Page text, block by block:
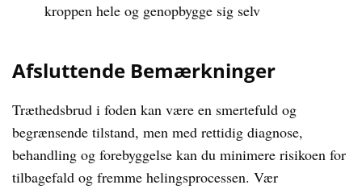
kroppen hele og genopbygge sig selv
Afsluttende Bemærkninger
Træthedsbrud i foden kan være en smertefuld og
begrænsende tilstand, men med rettidig diagnose,
behandling og forebyggelse kan du minimere risikoen for
tilbagefald og fremme helingsprocessen. Vær